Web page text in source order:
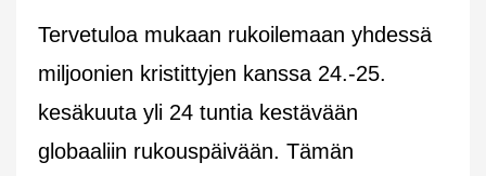
Tervetuloa mukaan rukoilemaan yhdessä
miljoonien kristittyjen kanssa 24.-25.
kesäkuuta yli 24 tuntia kestävään
globaaliin rukouspäivään. Tämän